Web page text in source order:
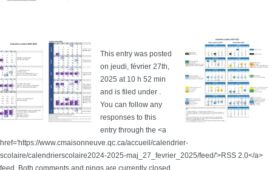
This entry was posted
on jeudi, février 27th,
2025 at 10 h 52 min
and is filed under .
You can follow any
responses to this
entry through the <a
href='https://www.cmaisonneuve.qc.ca/accueil/calendrier-
scolaire/calendrierscolaire2024-2025-maj_27_fevrier_2025/feed/'>RSS 2.0</a>
feed. Both comments and pings are currently closed.